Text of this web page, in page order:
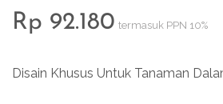
Rp 92.180 termasuk PPN 10%
Disain Khusus Untuk Tanaman